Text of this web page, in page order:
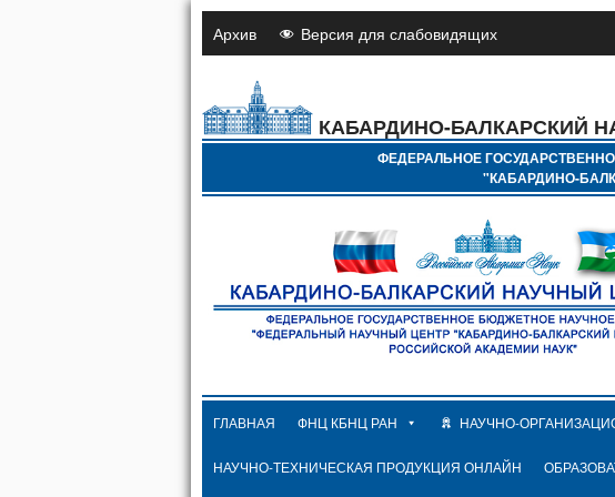
Архив Версия для слабовидящих
КАБАРДИНО-БАЛКАРСКИЙ
ФЕДЕРАЛЬНОЕ
"КАБАРДИНО-
ГЛАВНАЯ ФНЦ КБНЦ РАН НАУЧНО-
НАУЧНО-ТЕХНИЧЕСКАЯ ПРОДУКЦИЯ ОНЛАЙН